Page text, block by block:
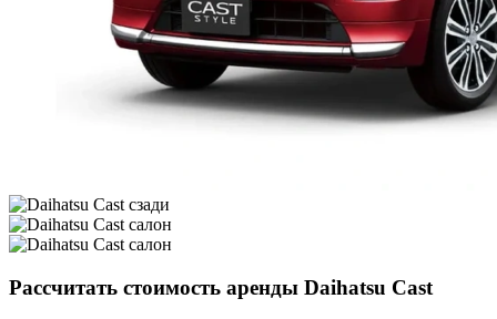
Рассчитать стоимость аренды Daihatsu Cast